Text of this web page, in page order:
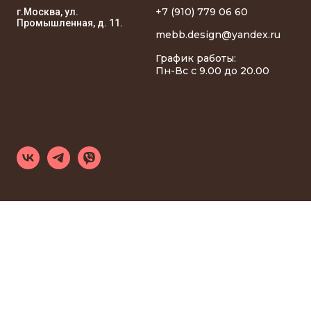
г.Москва, ул.
Промышленная, д. 11.
+7 (910) 779 06 60
mebb.design@yandex.ru
График работы:
Пн-Вс с 9.00 до 20.00